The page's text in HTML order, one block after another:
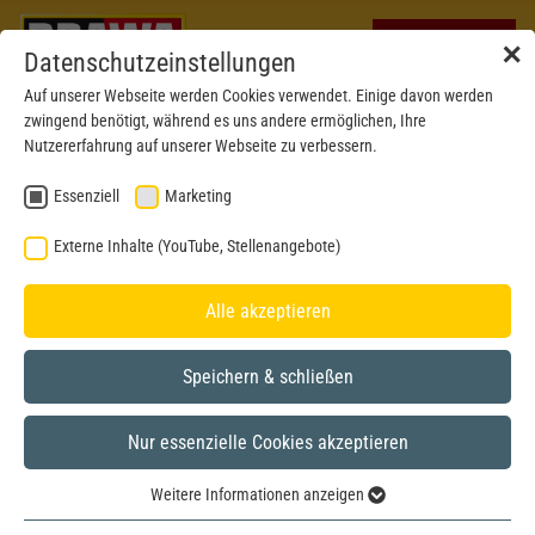
✕
Datenschutzeinstellungen
Auf unserer Webseite werden Cookies verwendet. Einige davon werden
zwingend benötigt, während es uns andere ermöglichen, Ihre
Nutzererfahrung auf unserer Webseite zu verbessern.
Essenziell Marketing
Externe Inhalte (YouTube, Stellenangebote)
Alle akzeptieren
Speichern & schließen
Nur essenzielle Cookies akzeptieren
Weitere Informationen anzeigen